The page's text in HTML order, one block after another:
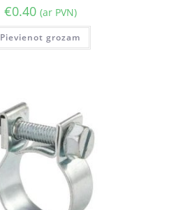
€0.40 (ar PVN)
Pievienot grozam